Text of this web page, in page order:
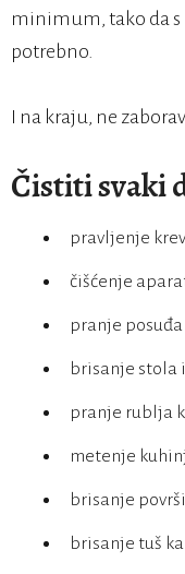
minimum, tako da s
potrebno.
I na kraju, ne
Čistiti svaki
pravljenje
čišćenje
pranje posuđa
brisanje stola
pranje rublja
metenje
brisanje
brisanje tuš